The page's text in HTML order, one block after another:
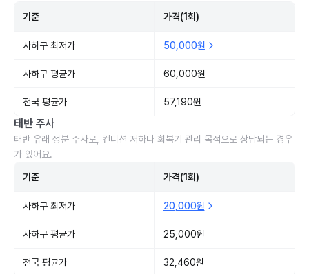
기준 가격(1회)
사하구 최저가 50,000원
사하구 평균가 60,000원
전국 평균가 57,190원
태반 주사
태반 유래 성분 주사로, 컨디션 저하나 회복기 관리 목적으로 상담되는 경우
가 있어요.
기준 가격(1회)
사하구 최저가 20,000원
사하구 평균가 25,000원
전국 평균가 32,460원